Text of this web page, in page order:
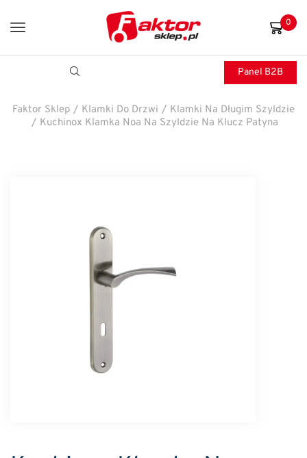
0
Panel B2B
Faktor Sklep / Klamki Do Drzwi / Klamki Na Długim Szyldzie
/ Kuchinox Klamka Noa Na Szyldzie Na Klucz Patyna